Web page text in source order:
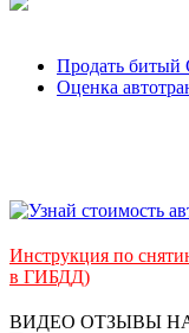
Продать битый
Оценка
Инструкция по
в ГИБДД)
ВИДЕО ОТЗЫВЫ